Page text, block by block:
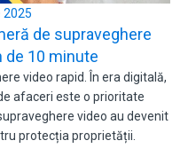
2025
de supraveghere
de 10 minute
video rapid. În era digitală,
afaceri este o prioritate
video au devenit
protecția proprietății.